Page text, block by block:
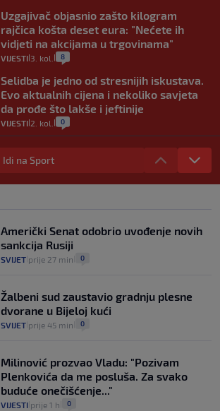
Uzgajivač objasnio zašto kilogram
rajčica košta deset eura: "Nećete ih
vidjeti na akcijama u trgovinama"
VIJESTI 3. kol. 8
Selidba je jedno od stresnijih iskustava.
Evo aktualnih cijena i nekoliko savjeta
da prođe što lakše i jeftinije
VIJESTI 2. kol. 0
Izračunali smo koliko košta putovanje
automobilom na Hvar iz Zagreba, a
14
zdravstvenu iskaznicu". Kakva su prava
pacijenata izvan mjesta prebivališta?
1. kol. 1
Idi na Sport
Američki Senat odobrio uvođenje novih
sankcija Rusiji
SVIJET prije 27 min 0
Žalbeni sud zaustavio gradnju plesne
dvorane u Bijeloj kući
SVIJET prije 45 min 0
Milinović prozvao Vladu: "Pozivam
Plenkovića da me posluša. Za svako
buduće onečišćenje..."
VIJESTI prije 1 h 0